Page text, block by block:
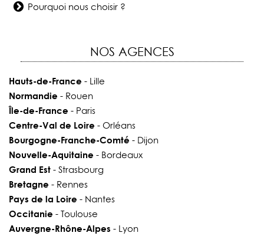
Pourquoi nous choisir ?
NOS AGENCES
Hauts-de-France - Lille
Normandie - Rouen
Île-de-France - Paris
Centre-Val de Loire - Orléans
Bourgogne-Franche-Comté - Dijon
Nouvelle-Aquitaine - Bordeaux
Grand Est- Strasbourg
Bretagne - Rennes
Pays de la Loire - Nantes
Occitanie - Toulouse
Auvergne-Rhône-Alpes - Lyon